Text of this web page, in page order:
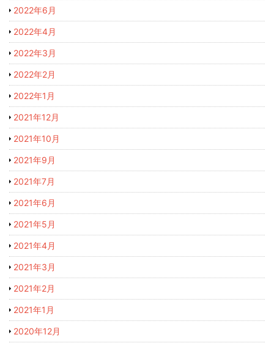
2022年6月
2022年4月
2022年3月
2022年2月
2022年1月
2021年12月
2021年10月
2021年9月
2021年7月
2021年6月
2021年5月
2021年4月
2021年3月
2021年2月
2021年1月
2020年12月